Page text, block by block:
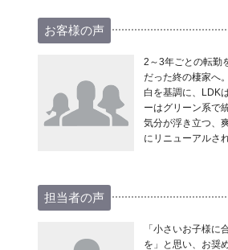
お客様の声
2～3年ごとの転勤
だった終の棲家へ。
白を基調に、LDK
ーはグリーン系で統
気分が浮き立つ、
にリニューアルさ
担当者の声
「小さいお子様に
を」と思い、お奨